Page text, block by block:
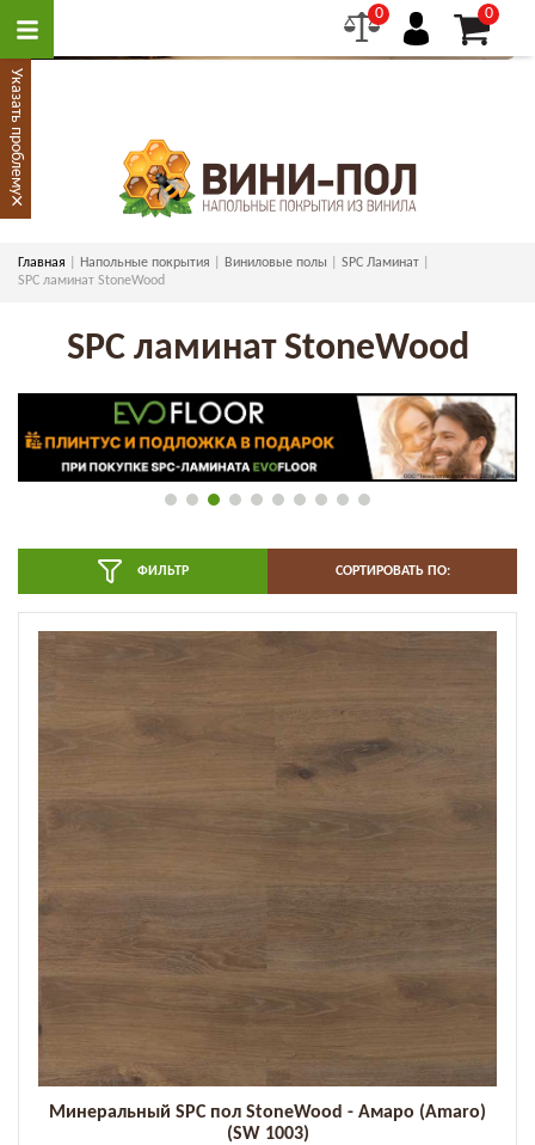
0 0
Главная Напольные покрытия Виниловые полы
SPC Ламинат
SPC ламинат StoneWood
SPC ламинат StoneWood
ФИЛЬТР СОРТИРОВАТЬ ПО:
Минеральный SPC пол StoneWood - Амаро (Amaro)
(SW 1003)
Указать проблему
×